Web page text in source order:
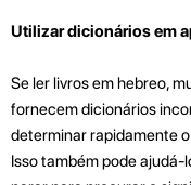
Utilizar dicionários em
Se ler livros em hebreo,
fornecem dicionários
determinar rapidamente
Isso também pode ajudá-